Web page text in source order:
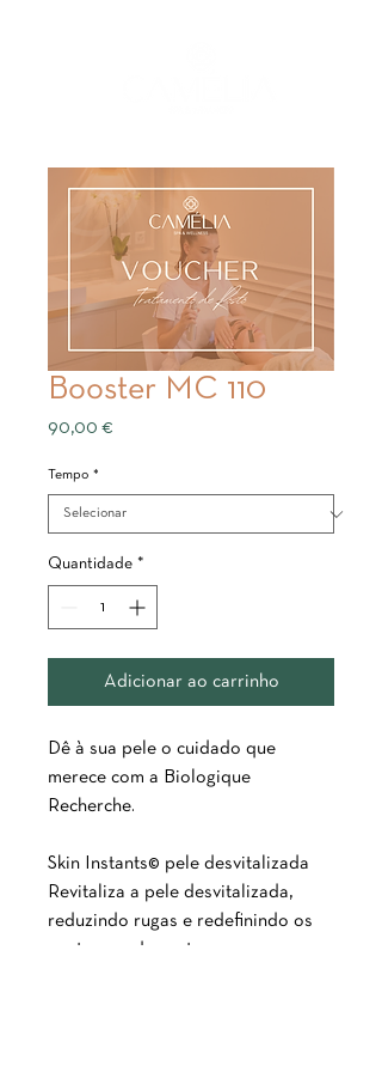
Booster MC 110
90,00 €
Tempo *
Quantidade *
Adicionar ao carrinho
Dê à sua pele o cuidado que
merece com a Biologique
Recherche.
Skin Instants© pele desvitalizada
Revitaliza a pele desvitalizada,
reduzindo rugas e redefinindo os
contornos do rosto, pescoço e